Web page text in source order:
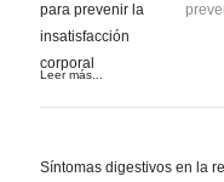
Leer más...
Síntomas digestivos en la